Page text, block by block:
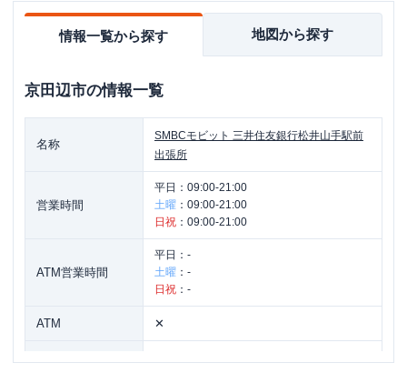
情報一覧から探す 地図から探す
京田辺市の情報一覧
名称
SMBCモビット 三井住友銀行松井山手駅前
出張所
営業時間
平日： 09:00-21:00
土曜 ： 09:00-21:00
日祝 ： 09:00-21:00
ATM営業時間
平日： -
土曜 ： -
日祝 ： -
ATM ✕